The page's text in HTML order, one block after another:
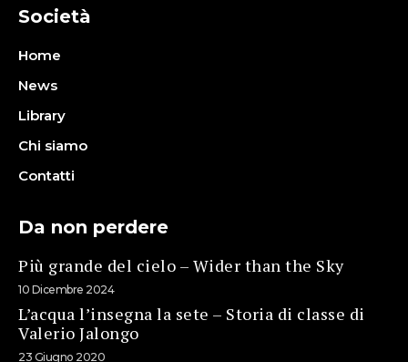
Società
Home
News
Library
Chi siamo
Contatti
Da non perdere
Più grande del cielo – Wider than the Sky
10 Dicembre 2024
L’acqua l’insegna la sete – Storia di classe di
Valerio Jalongo
23 Giugno 2020